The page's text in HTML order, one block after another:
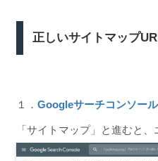
正しいサイトマップ
１． Googleサーチコンソール
「サイトマップ」と進むと